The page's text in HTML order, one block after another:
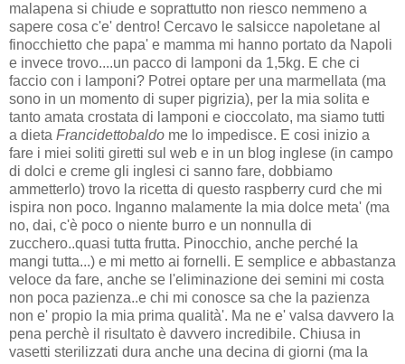
malapena si chiude e soprattutto non riesco nemmeno a
sapere cosa c'e' dentro! Cercavo le salsicce napoletane al
finocchietto che papa' e mamma mi hanno portato da Napoli
e invece trovo....un pacco di lamponi da 1,5kg. E che ci
faccio con i lamponi? Potrei optare per una marmellata (ma
sono in un momento di super pigrizia), per la mia solita e
tanto amata crostata di lamponi e cioccolato, ma siamo tutti
a dieta Francidettobaldo me lo impedisce. E cosi inizio a
fare i miei soliti giretti sul web e in un blog inglese (in campo
di dolci e creme gli inglesi ci sanno fare, dobbiamo
ammetterlo) trovo la ricetta di questo raspberry curd che mi
ispira non poco. Inganno malamente la mia dolce meta' (ma
no, dai, c'è poco o niente burro e un nonnulla di
zucchero..quasi tutta frutta. Pinocchio, anche perché la
mangi tutta...) e mi metto ai fornelli. E semplice e abbastanza
veloce da fare, anche se l'eliminazione dei semini mi costa
non poca pazienza..e chi mi conosce sa che la pazienza
non e' propio la mia prima qualità'. Ma ne e' valsa davvero la
pena perchè il risultato è davvero incredibile. Chiusa in
vasetti sterilizzati dura anche una decina di giorni (ma la